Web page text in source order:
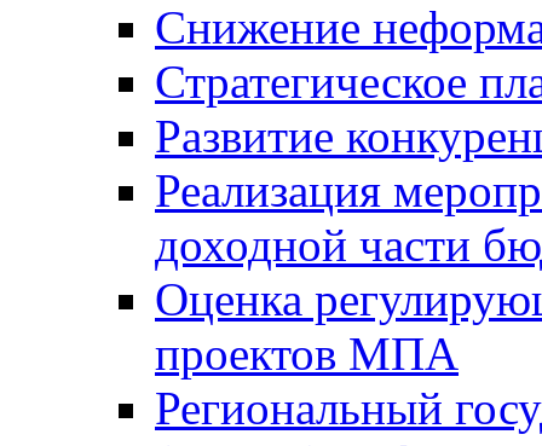
Снижение
Стратегическое
Развитие
Реализация
доходной части
Оценка
проектов МПА
Региональный